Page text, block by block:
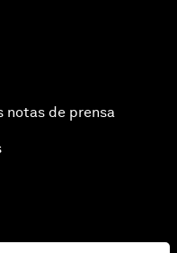
notas de prensa